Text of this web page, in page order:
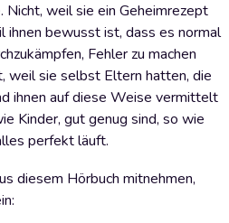
weil sie ein Geheimrezept
ihnen bewusst ist, dass es normal
Fehler zu machen
weil sie selbst Eltern hatten, die
ihnen auf diese Weise vermittelt
Kinder, gut genug sind, so wie
perfekt läuft.
diesem Hörbuch mitnehmen,